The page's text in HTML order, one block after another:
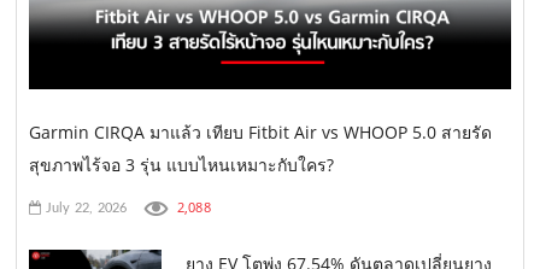
Garmin CIRQA มาแล้ว เทียบ Fitbit Air vs WHOOP 5.0 สายรัด
สุขภาพไร้จอ 3 รุ่น แบบไหนเหมาะกับใคร?
July 22, 2026 2,088
ยาง EV โตพุ่ง 67.54% ดันตลาดเปลี่ยนยาง